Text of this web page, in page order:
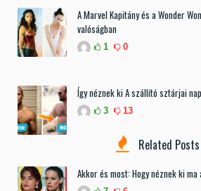
A Marvel Kapitány és a Wonder
valóságban
1 0
Így néznek ki A szállító sztárjai
3 13
Related Posts
Akkor és most: Hogy néznek ki